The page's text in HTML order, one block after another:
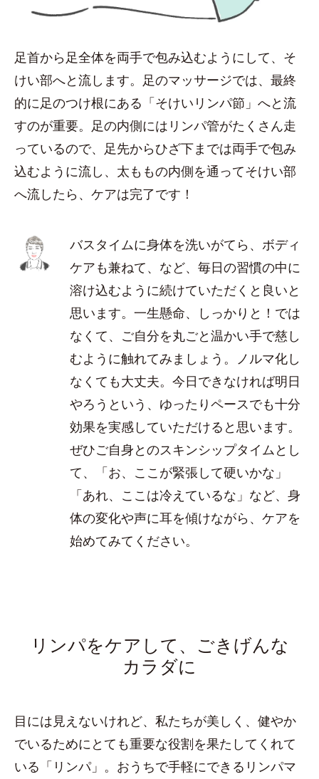
足首から足全体を両手で包み込むようにして、そ
けい部へと流します。足のマッサージでは、最終
的に足のつけ根にある「そけいリンパ節」へと流
すのが重要。足の内側にはリンパ管がたくさん走
っているので、足先からひざ下までは両手で包み
込むように流し、太ももの内側を通ってそけい部
へ流したら、ケアは完了です！
バスタイムに身体を洗いがてら、ボディ
ケアも兼ねて、など、毎日の習慣の中に
溶け込むように続けていただくと良いと
思います。一生懸命、しっかりと！では
なくて、ご自分を丸ごと温かい手で慈し
むように触れてみましょう。ノルマ化し
なくても大丈夫。今日できなければ明日
やろうという、ゆったりペースでも十分
効果を実感していただけると思います。
ぜひご自身とのスキンシップタイムとし
て、「お、ここが緊張して硬いかな」
「あれ、ここは冷えているな」など、身
体の変化や声に耳を傾けながら、ケアを
始めてみてください。
リンパをケアして、ごきげんな
カラダに
目には見えないけれど、私たちが美しく、健やか
でいるためにとても重要な役割を果たしてくれて
いる「リンパ」。おうちで手軽にできるリンパマ